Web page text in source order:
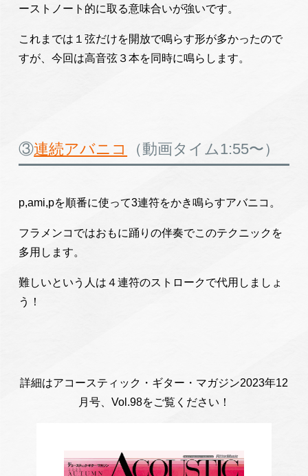
ーストノート的に取る意味合いが強いです。
これまでは１弦だけを開放で鳴らす形が多かったので
すが、今回は高音弦３本を同時に鳴らします。
③連続アバニコ （動画タイム1:55〜）
p,ami,pを順番に使って3連符をかき鳴らすアバニコ。
フラメンコではおもに踊りの伴奏でこのテクニックを
多用します。
難しいという人は４連符のストロークで代用しましょ
う！
詳細はアコースティック・ギター・マガジン2023年12
月号、Vol.98をご覧ください！